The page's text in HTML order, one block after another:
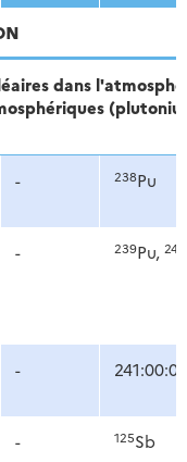
dans
- 238Pu
- 239Pu, 240
- 241:00:00
- 125Sb